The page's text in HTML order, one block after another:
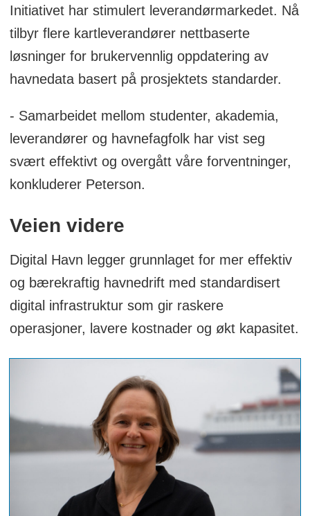
Initiativet har stimulert leverandørmarkedet. Nå
tilbyr flere kartleverandører nettbaserte
løsninger for brukervennlig oppdatering av
havnedata basert på prosjektets standarder.
- Samarbeidet mellom studenter, akademia,
leverandører og havnefagfolk har vist seg
svært effektivt og overgått våre forventninger,
konkluderer Peterson.
Veien videre
Digital Havn legger grunnlaget for mer effektiv
og bærekraftig havnedrift med standardisert
digital infrastruktur som gir raskere
operasjoner, lavere kostnader og økt kapasitet.